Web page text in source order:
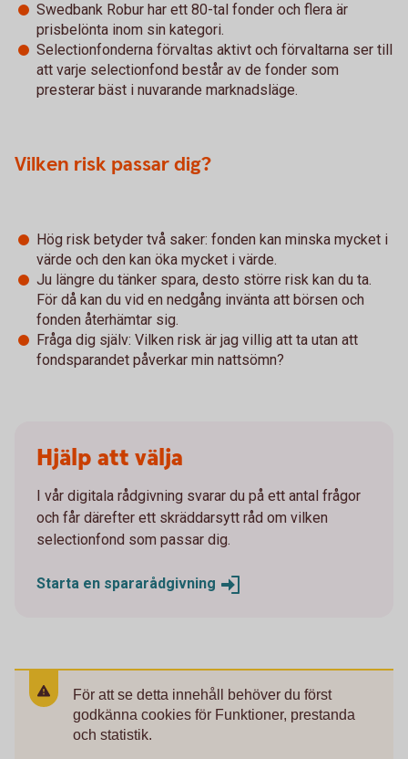
Swedbank Robur har ett 80-tal fonder och flera är
prisbelönta inom sin kategori.
Selectionfonderna förvaltas aktivt och förvaltarna ser till
att varje selectionfond består av de fonder som
presterar bäst i nuvarande marknadsläge.
Vilken risk passar dig?
Hög risk betyder två saker: fonden kan minska mycket i
värde och den kan öka mycket i värde.
Ju längre du tänker spara, desto större risk kan du ta.
För då kan du vid en nedgång invänta att börsen och
fonden återhämtar sig.
Fråga dig själv: Vilken risk är jag villig att ta utan att
fondsparandet påverkar min nattsömn?
Hjälp att välja
I vår digitala rådgivning svarar du på ett antal frågor
och får därefter ett skräddarsytt råd om vilken
selectionfond som passar dig.
Starta en spararådgivning
För att se detta innehåll behöver du först
godkänna cookies för Funktioner, prestanda
och statistik.